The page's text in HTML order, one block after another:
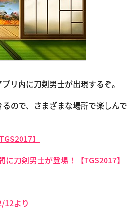
リ内に刀剣男士が出現するぞ。
ので、さまざまな場所で楽しんで
】
に刀剣男士が登場！【TGS2017】
12より